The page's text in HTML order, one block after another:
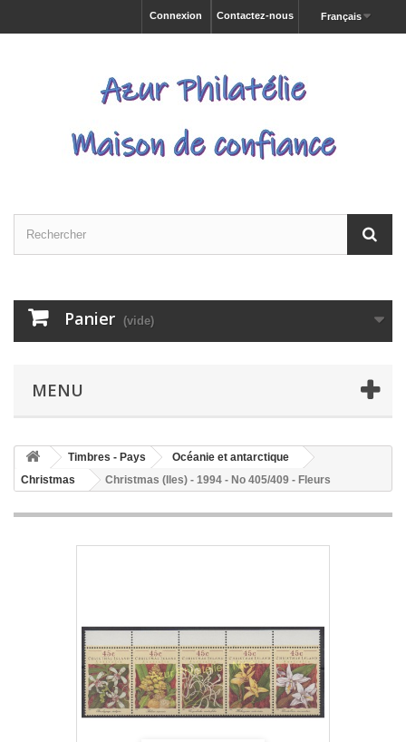
Français
Contactez-nous
Connexion
Panier (vide)
MENU
Timbres - Pays
Océanie et antarctique
Christmas
Christmas (Iles) - 1994 - No 405/409 - Fleurs